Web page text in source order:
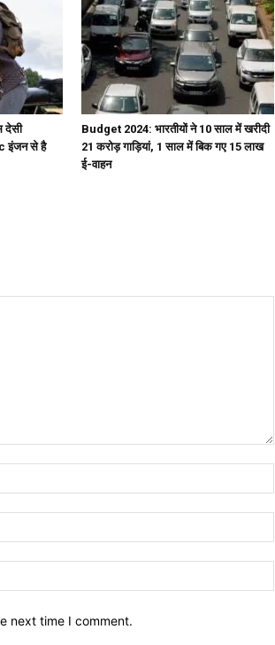
देसी
इंजन से है
Budget 2024: भारतीयों ने 10 साल में खरीदी
21 करोड़ गाड़ियां, 1 साल में बिक गए 15 लाख
ई-वाहन
next time I comment.